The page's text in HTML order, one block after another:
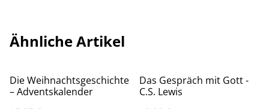
Ähnliche Artikel
Die Weihnachtsgeschichte
– Adventskalender
Das Gespräch mit Gott -
C.S. Lewis